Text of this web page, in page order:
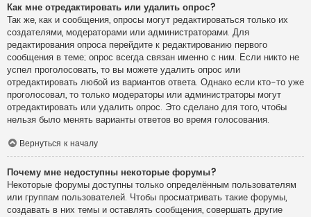
Как мне отредактировать или удалить опрос?
Так же, как и сообщения, опросы могут редактироваться только их
создателями, модераторами или администраторами. Для
редактирования опроса перейдите к редактированию первого
сообщения в теме; опрос всегда связан именно с ним. Если никто не
успел проголосовать, то вы можете удалить опрос или
отредактировать любой из вариантов ответа. Однако если кто-то уже
проголосовал, то только модераторы или администраторы могут
отредактировать или удалить опрос. Это сделано для того, чтобы
нельзя было менять варианты ответов во время голосования.
Вернуться к началу
Почему мне недоступны некоторые форумы?
Некоторые форумы доступны только определённым пользователям
или группам пользователей. Чтобы просматривать такие форумы,
создавать в них темы и оставлять сообщения, совершать другие